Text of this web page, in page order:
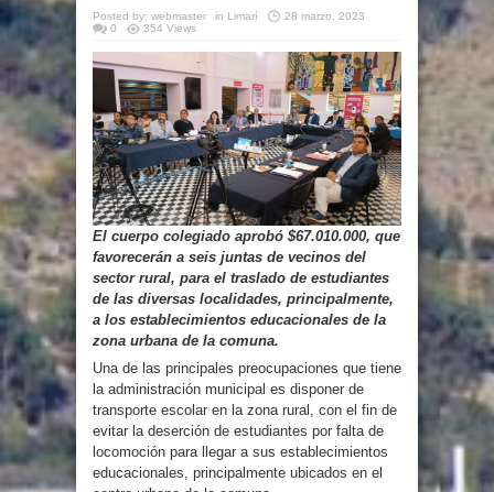
Posted by: webmaster in Limarí
28 marzo, 2023
0
354 Views
El cuerpo colegiado aprobó $67.010.000, que
favorecerán a seis juntas de vecinos del
sector rural, para el traslado de estudiantes
de las diversas localidades, principalmente,
a los establecimientos educacionales de la
zona urbana de la comuna.
Una de las principales preocupaciones que tiene
la administración municipal es disponer de
transporte escolar en la zona rural, con el fin de
evitar la deserción de estudiantes por falta de
locomoción para llegar a sus establecimientos
educacionales, principalmente ubicados en el